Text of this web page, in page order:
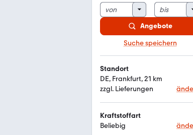
Angebote
Suche speichern
Standort
DE, Frankfurt, 21 km
zzgl. Lieferungen
Kraftstoffart
Beliebig